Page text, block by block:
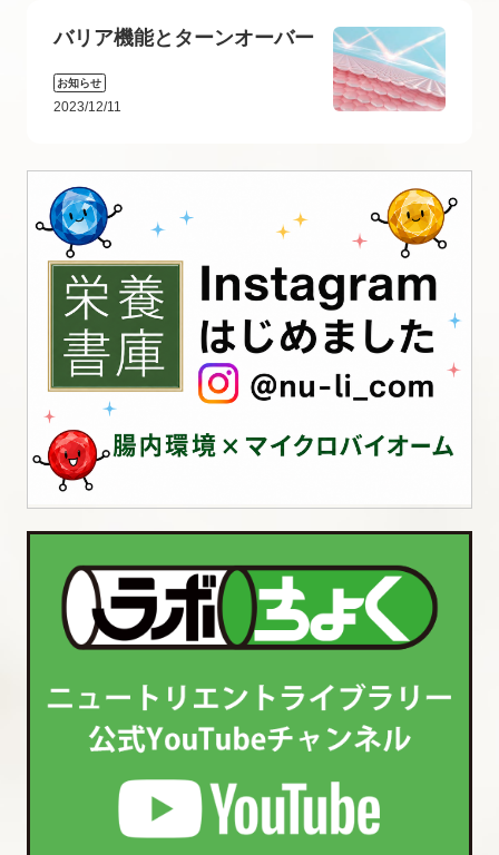
バリア機能とターンオーバー
お知らせ
2023/12/11